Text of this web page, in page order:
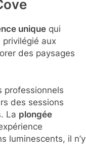
unique qui
aux
des paysages
professionnels
des sessions
La plongée
luminescents, il n’y